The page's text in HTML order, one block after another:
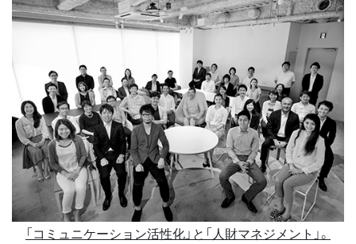
「コミュニケーション活性化」と「人財マネジメント」。